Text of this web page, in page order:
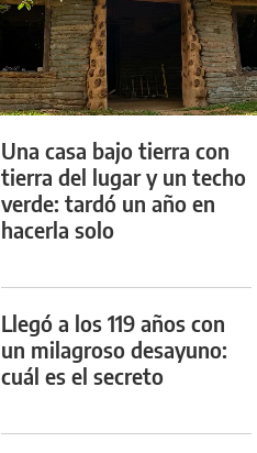
Una casa bajo tierra con
tierra del lugar y un techo
verde: tardó un año en
hacerla solo
Llegó a los 119 años con
un milagroso desayuno:
cuál es el secreto